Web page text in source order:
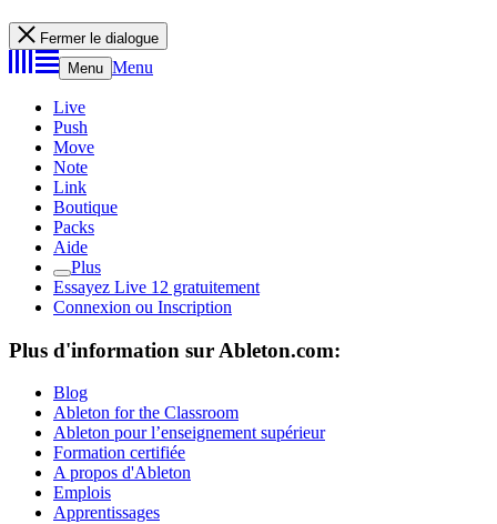
Fermer le dialogue
Menu Menu
Live
Push
Move
Note
Link
Boutique
Packs
Aide
Plus
Essayez Live 12 gratuitement
Connexion ou Inscription
Plus d'information sur Ableton.com:
Blog
Ableton for the Classroom
Ableton pour l’enseignement supérieur
Formation certifiée
A propos d'Ableton
Emplois
Apprentissages